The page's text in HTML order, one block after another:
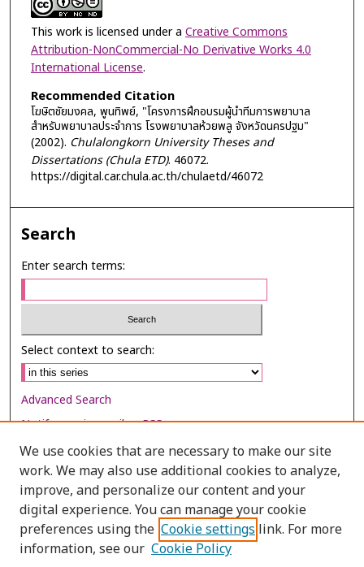
This work is licensed under a Creative Commons
Attribution-NonCommercial-No Derivative Works 4.0
International License.
Recommended Citation
โฆษิตชัยมงคล, พูนทิพย์, "โครงการฝึกอบรมผู้นำทีมการพยาบาล
สำหรับพยาบาลประจำการ โรงพยาบาลห้วยพลู จังหวัดนครปฐม"
(2002). Chulalongkorn University Theses and
Dissertations (Chula ETD). 46072.
https://digital.car.chula.ac.th/chulaetd/46072
Search
Enter search terms:
Select context to search:
Advanced Search
Notify me via email orRSS
Browse
Collections
Disciplines
Authors
We use cookies that are necessary to make our site
work. We may also use additional cookies to analyze,
improve, and personalize our content and your
digital experience. You can manage your cookie
preferences using the Cookie settings link. For more
information, see our Cookie Policy